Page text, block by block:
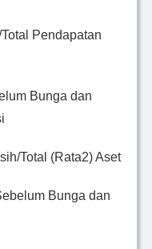
Pendapatan
Bunga dan
Total (Rata2) Aset
Bunga dan